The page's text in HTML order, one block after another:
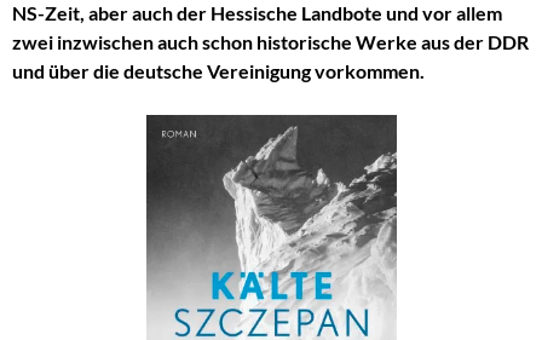
NS-Zeit, aber auch der Hessische Landbote und vor allem
zwei inzwischen auch schon historische Werke aus der DDR
und über die deutsche Vereinigung vorkommen.